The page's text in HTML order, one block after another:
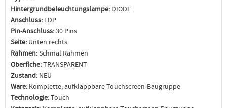
Hintergrundbeleuchtungslampe: DIODE
Anschluss: EDP
Pin-Anschluss:30 Pins
Seite: Unten rechts
Rahmen:Schmal Rahmen
Oberflche:TRANSPARENT
Zustand: NEU
Ware: Komplette, aufklappbare Touchscreen-Baugruppe
Technologie:Touch